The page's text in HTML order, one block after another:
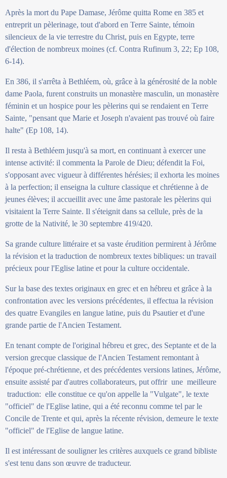
Après la mort du Pape Damase, Jérôme quitta Rome en 385 et
entreprit un pèlerinage, tout d'abord en Terre Sainte, témoin
silencieux de la vie terrestre du Christ, puis en Egypte, terre
d'élection de nombreux moines (cf. Contra Rufinum 3, 22; Ep 108,
6-14).
En 386, il s'arrêta à Bethléem, où, grâce à la générosité de la noble
dame Paola, furent construits un monastère masculin, un monastère
féminin et un hospice pour les pèlerins qui se rendaient en Terre
Sainte, "pensant que Marie et Joseph n'avaient pas trouvé où faire
halte" (Ep 108, 14).
Il resta à Bethléem jusqu'à sa mort, en continuant à exercer une
intense activité: il commenta la Parole de Dieu; défendit la Foi,
s'opposant avec vigueur à différentes hérésies; il exhorta les moines
à la perfection; il enseigna la culture classique et chrétienne à de
jeunes élèves; il accueillit avec une âme pastorale les pèlerins qui
visitaient la Terre Sainte. Il s'éteignit dans sa cellule, près de la
grotte de la Nativité, le 30 septembre 419/420.
Sa grande culture littéraire et sa vaste érudition permirent à Jérôme
la révision et la traduction de nombreux textes bibliques: un travail
précieux pour l'Eglise latine et pour la culture occidentale.
Sur la base des textes originaux en grec et en hébreu et grâce à la
confrontation avec les versions précédentes, il effectua la révision
des quatre Evangiles en langue latine, puis du Psautier et d'une
grande partie de l'Ancien Testament.
En tenant compte de l'original hébreu et grec, des Septante et de la
version grecque classique de l'Ancien Testament remontant à
l'époque pré-chrétienne, et des précédentes versions latines, Jérôme,
ensuite assisté par d'autres collaborateurs, put offrir une meilleure
traduction: elle constitue ce qu'on appelle la "Vulgate", le texte
"officiel" de l'Eglise latine, qui a été reconnu comme tel par le
Concile de Trente et qui, après la récente révision, demeure le texte
"officiel" de l'Eglise de langue latine.
Il est intéressant de souligner les critères auxquels ce grand bibliste
s'est tenu dans son œuvre de traducteur.